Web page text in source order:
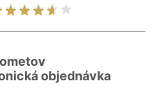
objednávka